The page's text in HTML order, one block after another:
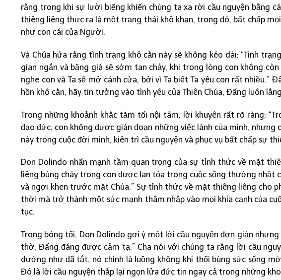
rằng trong khi sự lười biếng khiến chúng ta xa rời cầu nguyện bằng
thiêng liêng thực ra là một trạng thái khô khan, trong đó, bất chấp
như con cái của Người.
Và Chúa hứa rằng tình trạng khô cằn này sẽ không kéo dài: “Tình
gian ngắn và băng giá sẽ sớm tan chảy, khi trong lòng con không
nghe con và Ta sẽ mở cánh cửa, bởi vì Ta biết Ta yêu con rất nhiều.”
hồn khô cằn, hãy tin tưởng vào tình yêu của Thiên Chúa, Đấng luôn
Trong những khoảnh khắc tăm tối nội tâm, lời khuyên rất rõ ràng:
đạo đức, con không được gián đoạn những việc lành của mình, nhưng
này trong cuộc đời mình, kiên trì cầu nguyện và phục vụ bất chấp sự
Don Dolindo nhấn mạnh tầm quan trọng của sự tỉnh thức về mặt
liêng bùng cháy trong con được lan tỏa trong cuộc sống thường nhật
và ngợi khen trước mặt Chúa.” Sự tỉnh thức về mặt thiêng liêng cho
thời mà trở thành một sức mạnh thâm nhập vào mọi khía cạnh của
tục.
Trong bóng tối, Don Dolindo gợi ý một lời cầu nguyện đơn giản
thờ, Đấng đáng được cảm tạ.” Cha nói với chúng ta rằng lời cầu
dường như đã tắt, nó chính là luồng không khí thổi bùng sức sống
Đó là lời cầu nguyện thắp lại ngọn lửa đức tin ngay cả trong những